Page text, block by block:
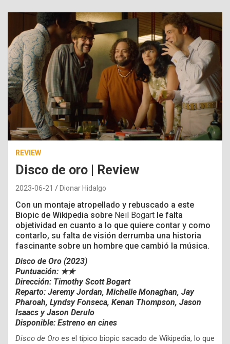
REVIEW
Disco de oro | Review
2023-06-21 Dionar Hidalgo
Con un montaje atropellado y rebuscado a este
Biopic de Wikipedia sobre Neil Bogart le falta
objetividad en cuanto a lo que quiere contar y como
contarlo, su falta de visión derrumba una historia
fascinante sobre un hombre que cambió la música.
Disco de Oro (2023)
Puntuación: ★★
Dirección: Timothy Scott Bogart
Reparto: Jeremy Jordan, Michelle Monaghan, Jay
Pharoah, Lyndsy Fonseca, Kenan Thompson, Jason
Isaacs y Jason Derulo
Disponible: Estreno en cines
Disco de Oro es el típico biopic sacado de Wikipedia, lo que